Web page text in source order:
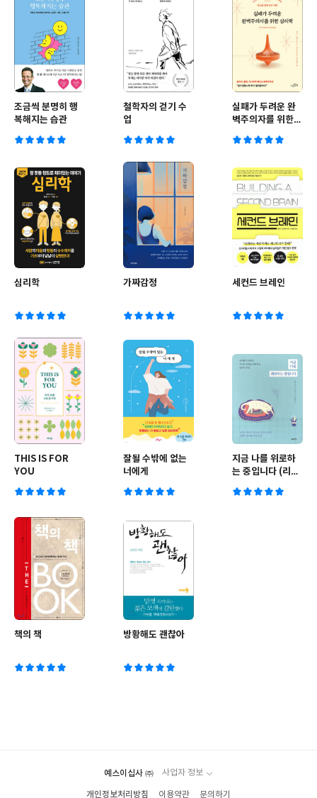
조금씩 분명히 행
복해지는 습관
철학자의 걷기 수
업
실패가 두려운 완
벽주의자를 위한
심리학 가짜감정 세컨드 브레인
THIS IS FOR
YOU
잘될 수밖에 없는
너에게
지금 나를 위로하
는 중입니다 (리커
책의 책 방황해도 괜찮아
예스이십사 ㈜ 사업자 정보
개인정보처리방침 이용약관 문의하기